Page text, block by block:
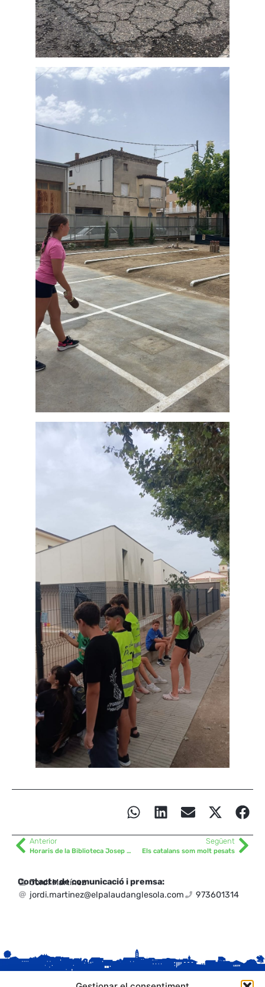
Anterior
Horaris de la Biblioteca Josep Pont i Gol
Següent
Els catalans som molt pesats
Contacte de comunicació i premsa:
Jordi Martínez
jordi.martinez@elpalaudanglesola.com
973601314